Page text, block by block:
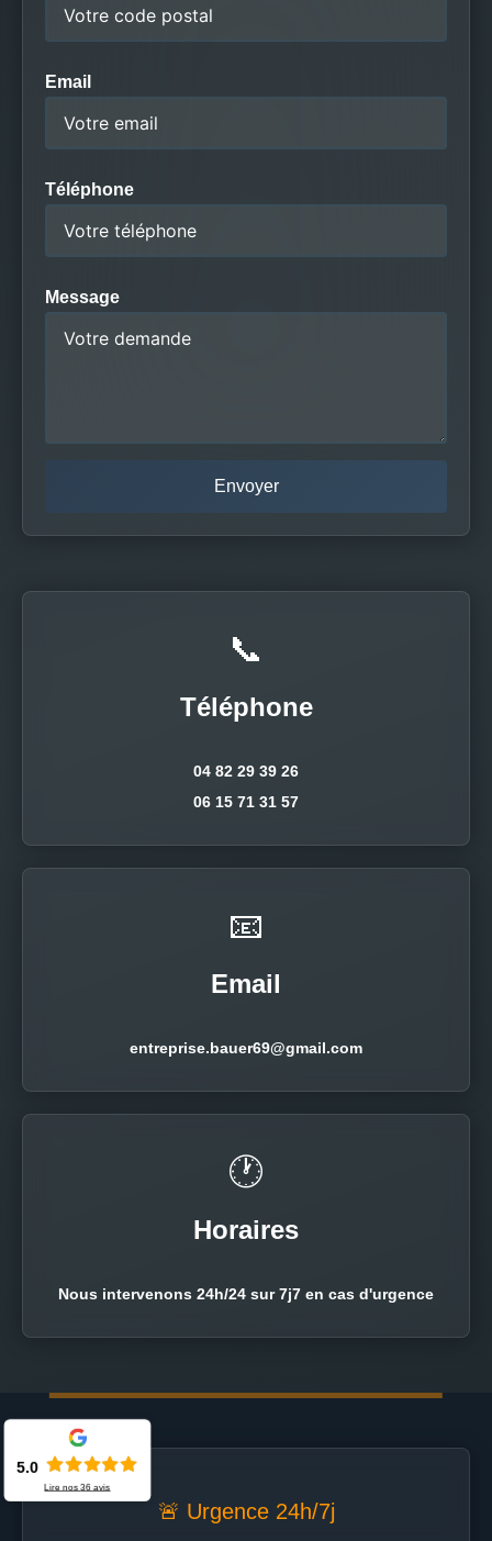
Email
Téléphone
Message
📞
Téléphone
04 82 29 39 26
06 15 71 31 57
📧
Email
entreprise.bauer69@gmail.com
🕐
Horaires
Nous intervenons 24h/24 sur 7j7 en cas d'urgence
🚨 Urgence 24h/7j
5.0
Lire nos36 avis